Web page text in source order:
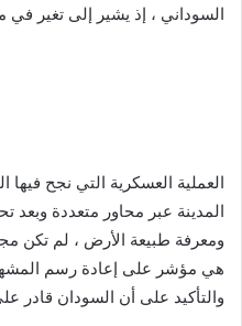
السوداني ، إذ يشير إلى تغير في
العملية العسكرية التي نجح
المدينة عبر محاور متعددة وبعد
ومعرفة طبيعة الأرض ، لم تكن
هي مؤشر على إعادة رسم
والتأكيد على أن السودان قادر